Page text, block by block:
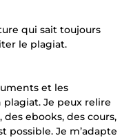
qui sait toujours
le plagiat.
et les
plagiat. Je peux relire
ebooks, des cours,
possible. Je m’adapte